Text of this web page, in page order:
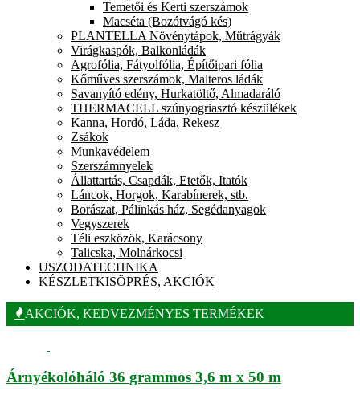
Temetői és Kerti szerszámok
Macséta (Bozótvágó kés)
PLANTELLA Növénytápok, Műtrágyák
Virágkaspók, Balkonládák
Agrofólia, Fátyolfólia, Építőipari fólia
Kőműves szerszámok, Malteros ládák
Savanyító edény, Hurkatöltő, Almadaráló
THERMACELL szúnyogriasztó készülékek
Kanna, Hordó, Láda, Rekesz
Zsákok
Munkavédelem
Szerszámnyelek
Állattartás, Csapdák, Etetők, Itatók
Láncok, Horgok, Karabínerek, stb.
Borászat, Pálinkás ház, Segédanyagok
Vegyszerek
Téli eszközök, Karácsony
Talicska, Molnárkocsi
USZODATECHNIKA
KÉSZLETKISÖPRÉS, AKCIÓK
AKCIÓK, KEDVEZMÉNYES TERMÉKEK
Árnyékolóháló 36 grammos 3,6 m x 50 m